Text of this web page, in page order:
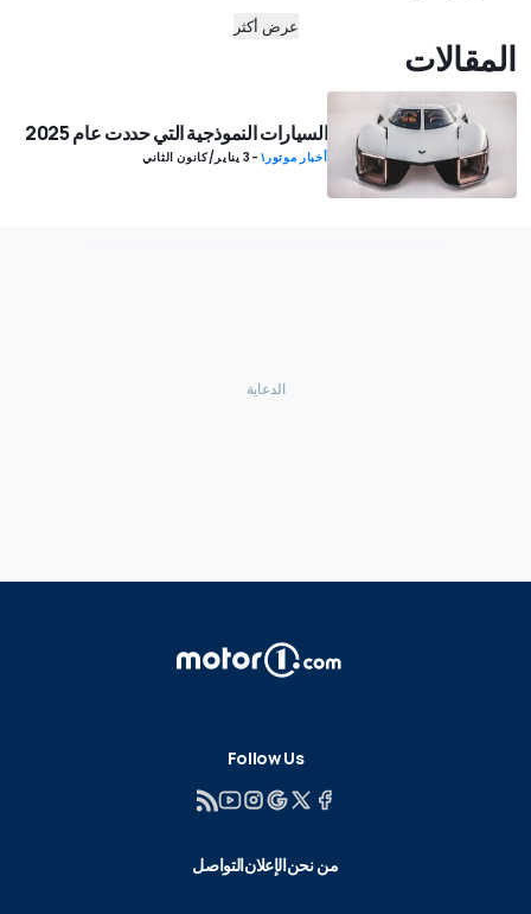
عرض أكثر
المقالات
السيارات النموذجية التي حددت عام 2025
أخبار موتور١ - 3 يناير/كانون الثاني
Follow Us
من نحنالإعلانالتواصل